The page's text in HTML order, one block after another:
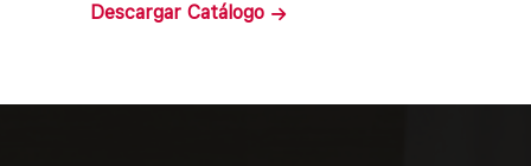
Descargar Catálogo